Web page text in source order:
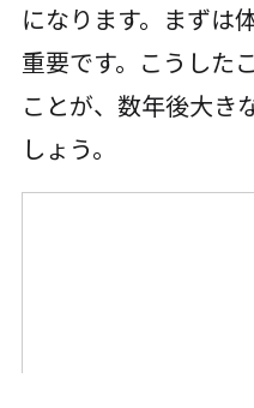
になります。まずは
重要です。こうした
ことが、数年後大き
しょう。